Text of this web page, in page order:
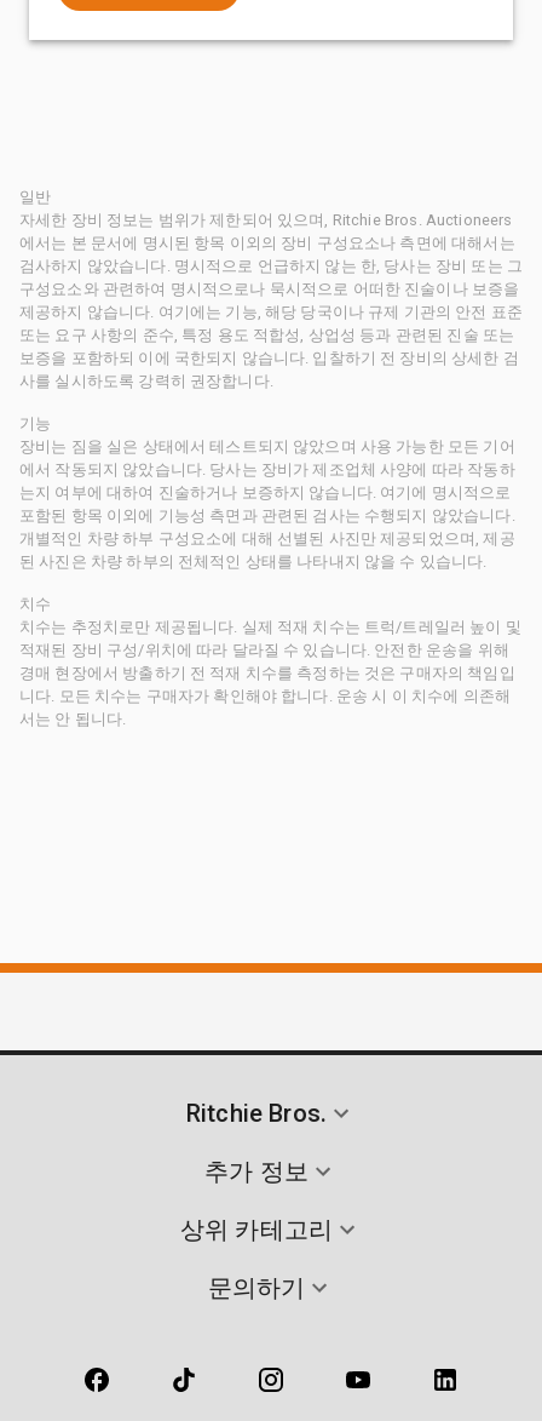
일반
자세한 장비 정보는 범위가 제한되어 있으며, Ritchie Bros. Auctioneers
에서는 본 문서에 명시된 항목 이외의 장비 구성요소나 측면에 대해서는
검사하지 않았습니다. 명시적으로 언급하지 않는 한, 당사는 장비 또는 그
구성요소와 관련하여 명시적으로나 묵시적으로 어떠한 진술이나 보증을
제공하지 않습니다. 여기에는 기능, 해당 당국이나 규제 기관의 안전 표준
또는 요구 사항의 준수, 특정 용도 적합성, 상업성 등과 관련된 진술 또는
보증을 포함하되 이에 국한되지 않습니다. 입찰하기 전 장비의 상세한 검
사를 실시하도록 강력히 권장합니다.
기능
장비는 짐을 실은 상태에서 테스트되지 않았으며 사용 가능한 모든 기어
에서 작동되지 않았습니다. 당사는 장비가 제조업체 사양에 따라 작동하
는지 여부에 대하여 진술하거나 보증하지 않습니다. 여기에 명시적으로
포함된 항목 이외에 기능성 측면과 관련된 검사는 수행되지 않았습니다.
개별적인 차량 하부 구성요소에 대해 선별된 사진만 제공되었으며, 제공
된 사진은 차량 하부의 전체적인 상태를 나타내지 않을 수 있습니다.
치수
치수는 추정치로만 제공됩니다. 실제 적재 치수는 트럭/트레일러 높이 및
적재된 장비 구성/위치에 따라 달라질 수 있습니다. 안전한 운송을 위해
경매 현장에서 방출하기 전 적재 치수를 측정하는 것은 구매자의 책임입
니다. 모든 치수는 구매자가 확인해야 합니다. 운송 시 이 치수에 의존해
서는 안 됩니다.
Ritchie Bros.
추가 정보
상위 카테고리
문의하기